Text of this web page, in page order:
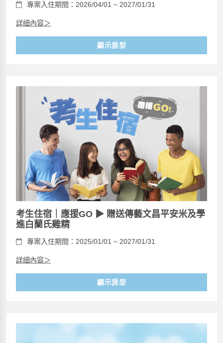
專案入住期間：2026/04/01 ~ 2027/01/31
詳細內容＞
顯示房型
考生住宿｜應援GO ▶ 贈送傳藝文昌平安米及學
進白蘭氏雞精
專案入住期間：2025/01/01 ~ 2027/01/31
詳細內容＞
顯示房型